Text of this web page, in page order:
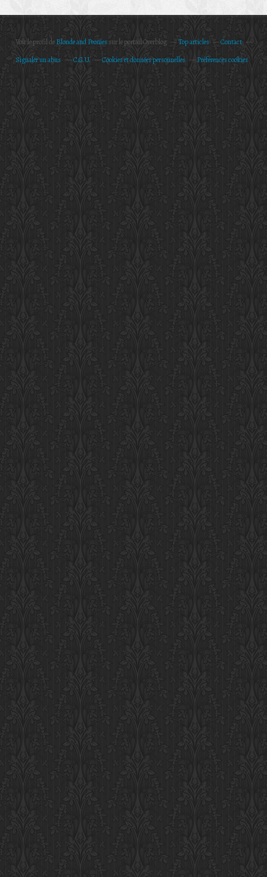
Voir le profil deBlonde and Peoniessur le portail Overblog Top articles
Contact
Signaler un abus
C.G.U. Cookies et données personnelles Préférences cookies